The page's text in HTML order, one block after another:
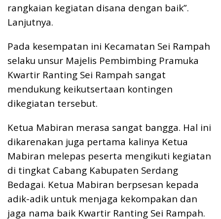
rangkaian kegiatan disana dengan baik”.
Lanjutnya.
Pada kesempatan ini Kecamatan Sei Rampah
selaku unsur Majelis Pembimbing Pramuka
Kwartir Ranting Sei Rampah sangat
mendukung keikutsertaan kontingen
dikegiatan tersebut.
Ketua Mabiran merasa sangat bangga. Hal ini
dikarenakan juga pertama kalinya Ketua
Mabiran melepas peserta mengikuti kegiatan
di tingkat Cabang Kabupaten Serdang
Bedagai. Ketua Mabiran berpsesan kepada
adik-adik untuk menjaga kekompakan dan
jaga nama baik Kwartir Ranting Sei Rampah.